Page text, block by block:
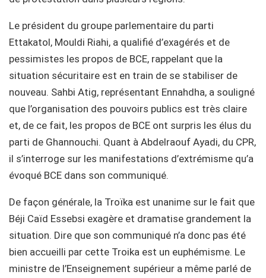
Le président du groupe parlementaire du parti
Ettakatol, Mouldi Riahi, a qualifié d’exagérés et de
pessimistes les propos de BCE, rappelant que la
situation sécuritaire est en train de se stabiliser de
nouveau. Sahbi Atig, représentant Ennahdha, a souligné
que l’organisation des pouvoirs publics est très claire
et, de ce fait, les propos de BCE ont surpris les élus du
parti de Ghannouchi. Quant à Abdelraouf Ayadi, du CPR,
il s’interroge sur les manifestations d’extrémisme qu’a
évoqué BCE dans son communiqué.
De façon générale, la Troïka est unanime sur le fait que
Béji Caïd Essebsi exagère et dramatise grandement la
situation. Dire que son communiqué n’a donc pas été
bien accueilli par cette Troika est un euphémisme. Le
ministre de l’Enseignement supérieur a même parlé de